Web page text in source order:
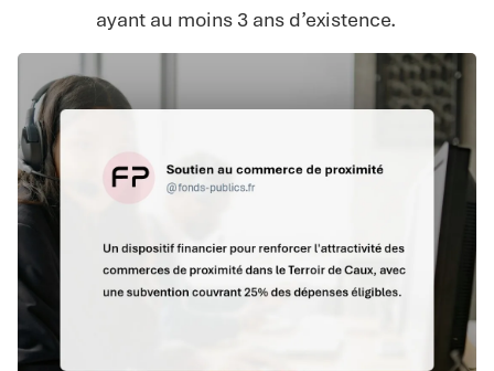
ayant au moins 3 ans d’existence.